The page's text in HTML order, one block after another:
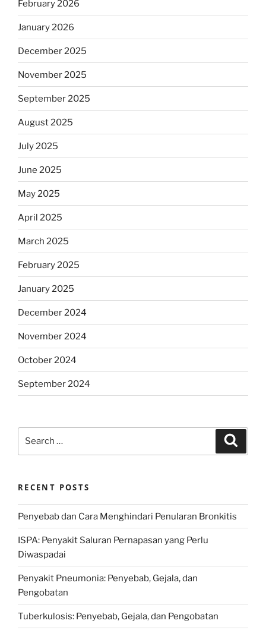
February 2026
January 2026
December 2025
November 2025
September 2025
August 2025
July 2025
June 2025
May 2025
April 2025
March 2025
February 2025
January 2025
December 2024
November 2024
October 2024
September 2024
RECENT POSTS
Penyebab dan Cara Menghindari Penularan Bronkitis
ISPA: Penyakit Saluran Pernapasan yang Perlu
Diwaspadai
Penyakit Pneumonia: Penyebab, Gejala, dan
Pengobatan
Tuberkulosis: Penyebab, Gejala, dan Pengobatan